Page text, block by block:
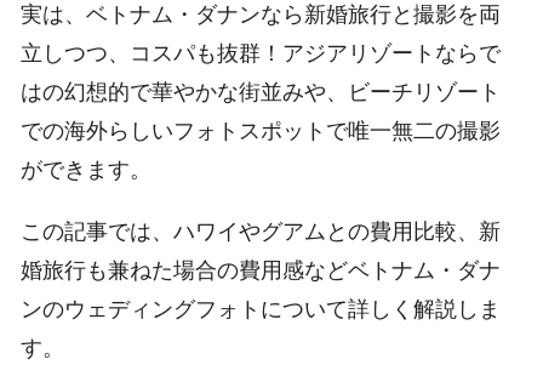
実は、ベトナム・ダナンなら新婚旅行と撮影を両
立しつつ、コスパも抜群！アジアリゾートならで
はの幻想的で華やかな街並みや、ビーチリゾート
での海外らしいフォトスポットで唯一無二の撮影
ができます。
この記事では、ハワイやグアムとの費用比較、新
婚旅行も兼ねた場合の費用感などベトナム・ダナ
ンのウェディングフォトについて詳しく解説しま
す。